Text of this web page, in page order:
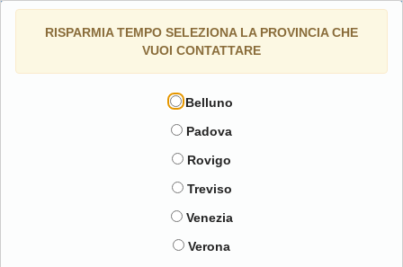
Sei in:
Richiedi un preventivo
seleziona il trattamento desiderato:
*data partenza:
RISPARMIA TEMPO SELEZIONA LA PROVINCIA CHE
VUOI CONTATTARE
Belluno
Padova
Rovigo
Treviso
Venezia
Verona